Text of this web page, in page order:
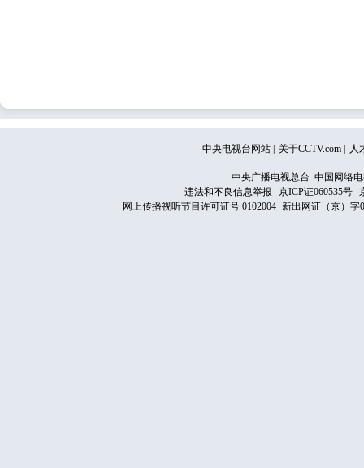
中央电视台网站 关于CCTV.com 人
中央广播电视总台 中国网络
违法和不良信息举报
京ICP证060535号
网上传播视听节目许可证号 0102004 新出网证（京）